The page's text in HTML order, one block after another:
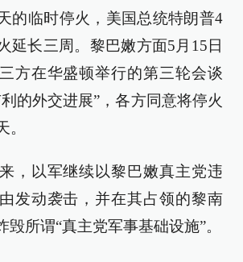
的临时停火，美国总统特朗普4
延长三周。黎巴嫩方面5月15日
方在华盛顿举行的第三轮会谈
的外交进展”，各方同意将停火
。
，以军继续以黎巴嫩真主党违
发动袭击，并在其占领的黎南
毁所谓“真主党军事基础设施”。